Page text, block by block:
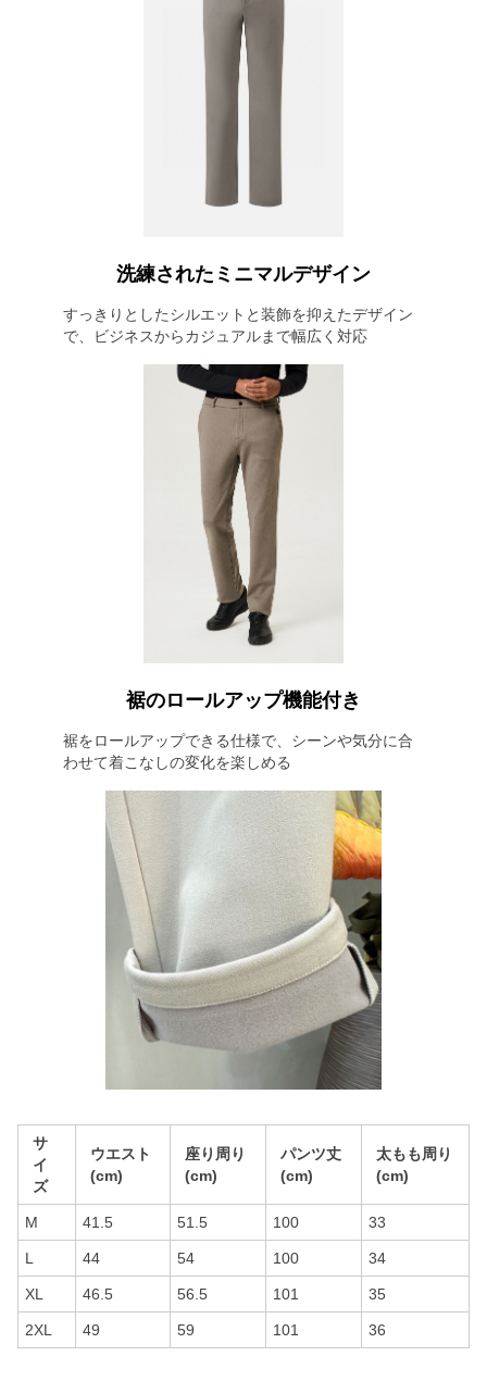
洗練されたミニマルデザイン
すっきりとしたシルエットと装飾を抑えたデザイン
で、ビジネスからカジュアルまで幅広く対応
裾のロールアップ機能付き
裾をロールアップできる仕様で、シーンや気分に合
わせて着こなしの変化を楽しめる
サ
イ
ズ
ウエスト
(cm)
座り周り
(cm)
パンツ丈
(cm)
太もも周り
(cm)
M 41.5 51.5 100 33
L 44 54 100 34
XL 46.5 56.5 101 35
2XL 49 59 101 36